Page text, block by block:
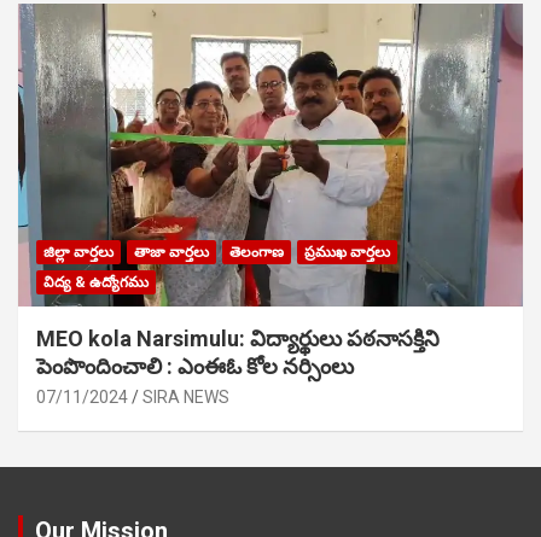
జిల్లా వార్తలు తాజా వార్తలు తెలంగాణ
ప్రముఖ వార్తలు
విద్య & ఉద్యోగము
MEO kola Narsimulu: విద్యార్థులు పఠ‌నాసక్తిని
పెంపొందించాలి : ఎంఈఓ కోల నర్సింలు
07/11/2024 SIRA NEWS
Our Mission